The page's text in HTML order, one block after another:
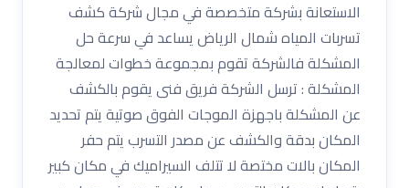
الاستعانة بشركة متخصصة في مجال شركة كشف
تسربات المياه شمال الرياض يساعد في سرعة حل
المشكلة فالشركة تقوم بمجموعة خطوات لمعالجة
المشكلة : ترسل الشركة فريق فنى يقوم بالكشف
عن المشكلة باجهزة الموجات الفوق صوتية يتم تحديد
المكان بدقة والكشف عن مصدر التسرب يتم حفر
المكان بالات مختصة لا تتلف السيراميك في مكان كبير